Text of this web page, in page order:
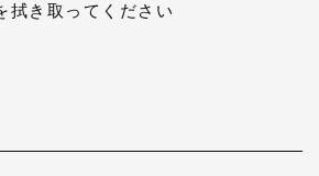
拭き取ってください